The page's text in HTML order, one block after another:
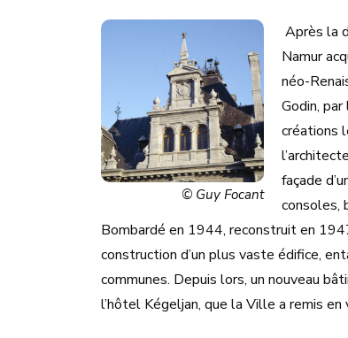
© Guy Focant
Après la
Namur
néo-
Godin,
créations
façade
consoles,
Bombardé en 1944, reconstruit en
construction d’un plus vaste édifice,
communes. Depuis lors, un nouveau
l’hôtel Kégeljan, que la Ville a remis